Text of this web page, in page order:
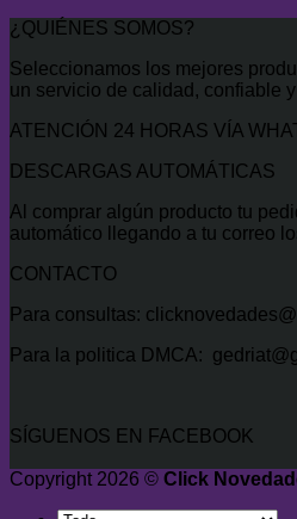
$300.00.$29.99.
original
$500.00.
actual
$47.00.
¿QUIÉNES SOMOS?
Seleccionamos los mejores
un servicio de calidad, confiable
ATENCIÓN 24 HORAS VÍA
DESCARGAS AUTOMÁTICAS
Al comprar algún producto tu
automático llegando a tu correo
CONTACTO
Para consultas:
Para la politica DMCA:
SÍGUENOS EN FACEBOOK
Copyright 2026 © Click